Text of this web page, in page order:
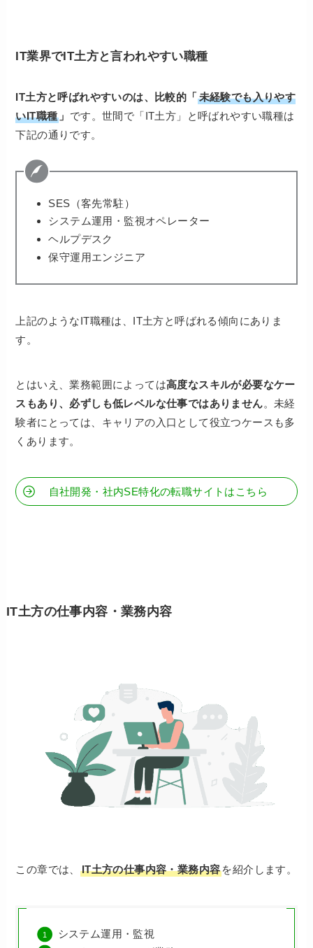
IT業界でIT土方と言われやすい職種
IT土方と呼ばれやすいのは、比較的「 未経験でも入りやす
いIT職種 」 です。世間で「IT土方」と呼ばれやすい職種は
下記の通りです。
SES（客先常駐）
システム運用・監視オペレーター
ヘルプデスク
保守運用エンジニア
上記のようなIT職種は、IT土方と呼ばれる傾向にありま
す。
とはいえ、業務範囲によっては高度なスキルが必要なケー
スもあり、必ずしも低レベルな仕事ではありません。未経
験者にとっては、キャリアの入口として役立つケースも多
くあります。
自社開発・社内SE特化の転職サイトはこちら
IT土方の仕事内容・業務内容
この章では、 IT土方の仕事内容・業務内容 を紹介します。
システム運用・監視